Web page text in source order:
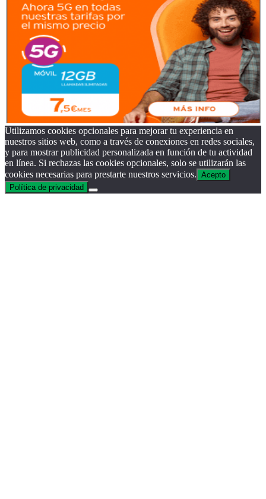
Utilizamos cookies opcionales para mejorar tu experiencia en
nuestros sitios web, como a través de conexiones en redes sociales,
y para mostrar publicidad personalizada en función de tu actividad
en línea. Si rechazas las cookies opcionales, solo se utilizarán las
cookies necesarias para prestarte nuestros servicios. Acepto
Política de privacidad